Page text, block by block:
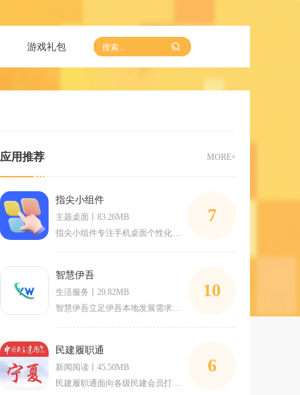
游戏礼包
应用推荐 MORE+
指尖小组件
主题桌面丨83.26MB
7
智慧伊吾
生活服务丨20.82MB
10
民建履职通
新闻阅读丨45.50MB
6